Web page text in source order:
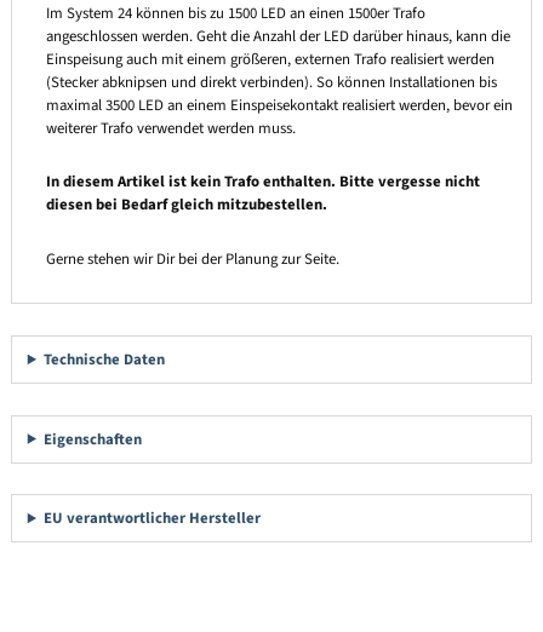
Im System 24 können bis zu 1500 LED an einen 1500er Trafo
angeschlossen werden. Geht die Anzahl der LED darüber hinaus, kann die
Einspeisung auch mit einem größeren, externen Trafo realisiert werden
(Stecker abknipsen und direkt verbinden). So können Installationen bis
maximal 3500 LED an einem Einspeisekontakt realisiert werden, bevor ein
weiterer Trafo verwendet werden muss.
In diesem Artikel ist kein Trafo enthalten. Bitte vergesse nicht
diesen bei Bedarf gleich mitzubestellen.
Gerne stehen wir Dir bei der Planung zur Seite.
Technische Daten
Eigenschaften
EU verantwortlicher Hersteller